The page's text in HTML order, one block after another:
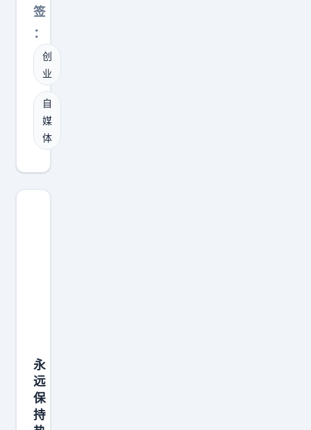
h
B
s
t
》
中
在
今
年
轻
：
早
点
创
业
，
点
上
最
珍
签
：
创
业
自
媒
体
永
远
保
持